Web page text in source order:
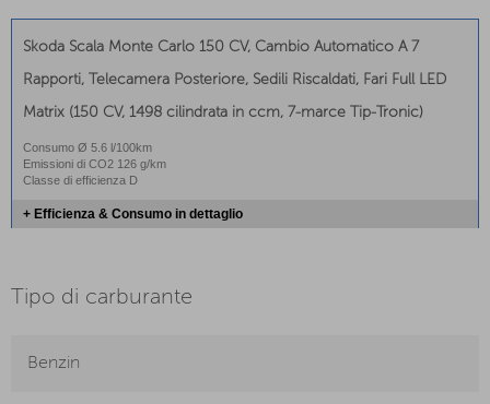
Skoda Scala Monte Carlo 150 CV, Cambio Automatico A 7
Rapporti, Telecamera Posteriore, Sedili Riscaldati, Fari Full LED
Matrix (150 CV, 1498 cilindrata in ccm, 7-marce Tip-Tronic)
Consumo Ø 5.6 l/100km
Emissioni di CO2 126 g/km
Classe di efficienza D
+ Efficienza & Consumo in dettaglio
Tipo di carburante
Benzin